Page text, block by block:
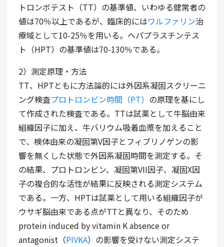
トロンボテスト（TT）の基準値、いわゆる健常者の
値は70％以上であるが、臨床的にはワルファリン治
療域として10-25％を用いる。ヘパプラスチンテス
ト（HPT）の基準値は70-130％である。
2）測定原理・方法
TT、HPTともに方法論的には外因系凝固スクリーニ
ング検査プロトロンビン時間（PT） の原理を基にし
て作成された検査である。TTは試薬として牛脳由来
組織因子に加え、牛バリウム吸着血漿を加えること
で、検体由来の凝固第V因子とフィブリノゲンの影
響を無くした状態で外因系凝固時間を測定する。そ
の結果、プロトロンビン、凝固第VII因子、凝固X因
子の複合的な活性が結果に反映される測定システム
である。一方、HPTは試薬として用いる組織因子が
ウサギ脳由来である点がTTと異なり、そのため
protein induced by vitamin K absence or
antagonist（PIVKA）の影響を受けない測定システ